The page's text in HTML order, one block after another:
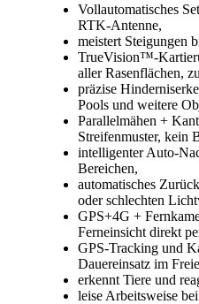
Vollautomatisches
RTK-Antenne,
meistert Steigungen
TrueVision™-
aller Rasenflächen,
präzise
Pools und weitere
Parallelmähen +
Streifenmuster, kein
intelligenter Auto-
Bereichen,
automatisches
oder schlechten
GPS+4G +
Ferneinsicht direkt
GPS-Tracking und
Dauereinsatz im
erkennt Tiere und
leise Arbeitsweise